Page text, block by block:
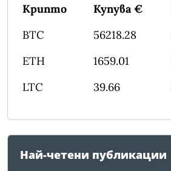
Крипто Купува €
BTC
56218.28
ETH
1659.01
LTC
39.66
Най-четени публикации